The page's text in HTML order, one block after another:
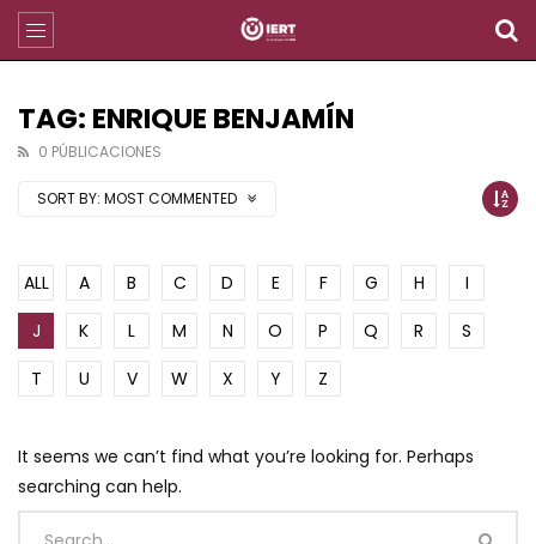
TAG: ENRIQUE BENJAMÍN
0 PÚBLICACIONES
SORT BY: MOST COMMENTED
ALL A B C D E F G H
I
J
K L M N O P Q R
S
T
U V W X Y Z
It seems we can’t find what you’re looking for. Perhaps
searching can help.